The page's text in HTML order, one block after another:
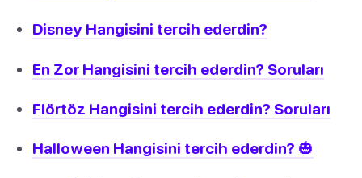
Disney Hangisini tercih ederdin?
En Zor Hangisini tercih ederdin? Soruları
Flörtöz Hangisini tercih ederdin? Soruları
Halloween Hangisini tercih ederdin? 🎃